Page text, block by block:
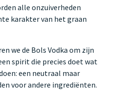
alle onzuiverheden
karakter van het graan
we de Bols Vodka om zijn
spirit die precies doet wat
een neutraal maar
voor andere ingrediënten.